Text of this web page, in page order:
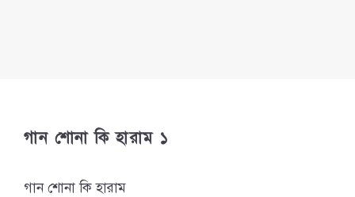
গান শোনা কি হারাম ১
গান শোনা কি হারাম